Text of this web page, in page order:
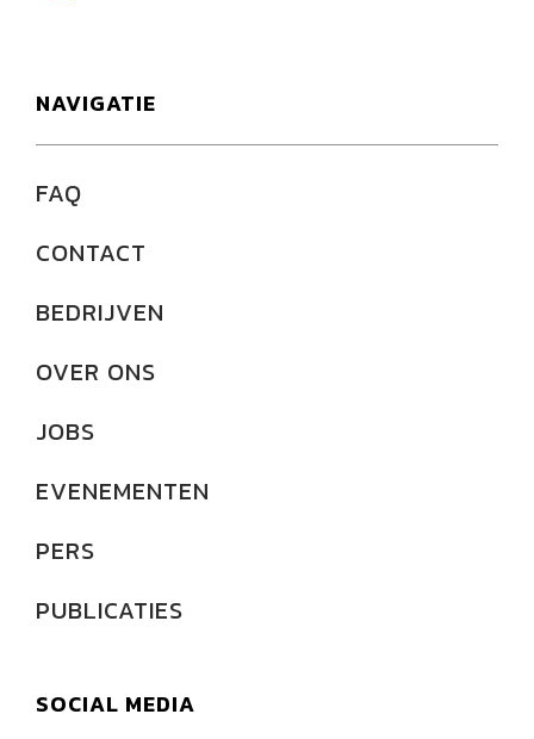
NAVIGATIE
FAQ
CONTACT
BEDRIJVEN
OVER ONS
JOBS
EVENEMENTEN
PERS
PUBLICATIES
SOCIAL MEDIA